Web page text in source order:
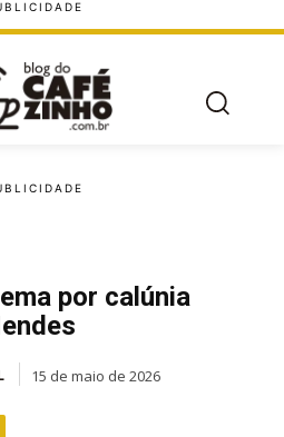
por calúnia
15 de maio de 2026